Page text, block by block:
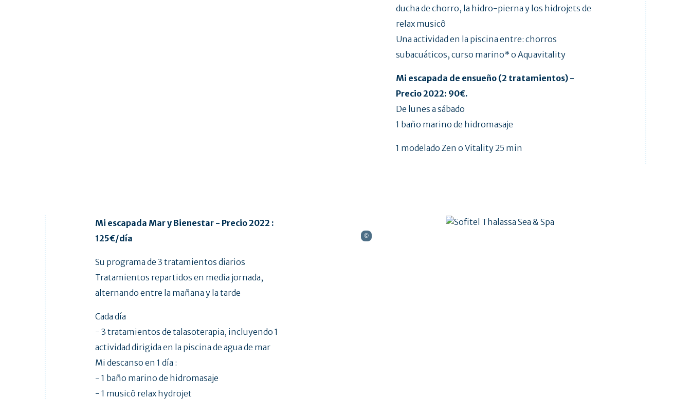
ducha de chorro, la hidro-pierna y los hidrojets de
relax musicô
Una actividad en la piscina entre: chorros
subacuáticos, curso marino* o Aquavitality
Mi escapada de ensueño (2 tratamientos) -
Precio 2022: 90€.
De lunes a sábado
1 baño marino de hidromasaje
1 modelado Zen o Vitality 25 min
Mi escapada Mar y Bienestar - Precio 2022 :
125€/día
Su programa de 3 tratamientos diarios
Tratamientos repartidos en media jornada,
alternando entre la mañana y la tarde
Cada día
- 3 tratamientos de talasoterapia, incluyendo 1
actividad dirigida en la piscina de agua de mar
Mi descanso en 1 día :
- 1 baño marino de hidromasaje
- 1 musicô relax hydrojet